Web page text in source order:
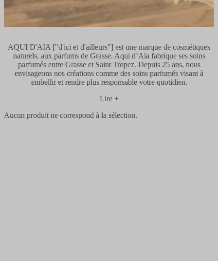
AQUI D'AIA ["d'ici et d'ailleurs"] est une marque de cosmétiques
naturels, aux parfums de Grasse. Aqui d’Aïa fabrique ses soins
parfumés entre Grasse et Saint Tropez. Depuis 25 ans, nous
envisageons nos créations comme des soins parfumés visant à
embellir et rendre plus responsable votre quotidien.
Lire +
Aucun produit ne correspond à la sélection.